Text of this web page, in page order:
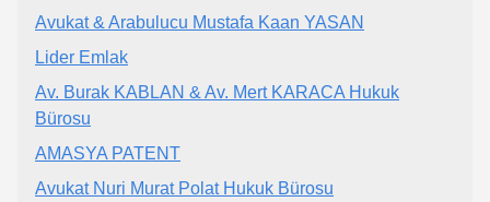
Avukat & Arabulucu Mustafa Kaan YASAN
Lider Emlak
Av. Burak KABLAN & Av. Mert KARACA Hukuk
Bürosu
AMASYA PATENT
Avukat Nuri Murat Polat Hukuk Bürosu